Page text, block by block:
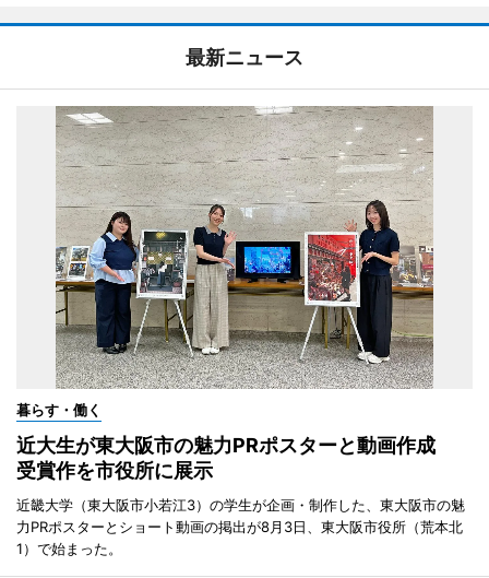
最新ニュース
暮らす・働く
近大生が東大阪市の魅力PRポスターと動画作成
受賞作を市役所に展示
近畿大学（東大阪市小若江3）の学生が企画・制作した、東大阪市の魅
力PRポスターとショート動画の掲出が8月3日、東大阪市役所（荒本北
1）で始まった。